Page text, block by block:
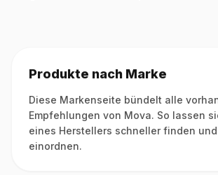
Produkte nach Marke
Diese Markenseite bündelt alle
Empfehlungen von Mova. So lassen
eines Herstellers schneller finden
einordnen.